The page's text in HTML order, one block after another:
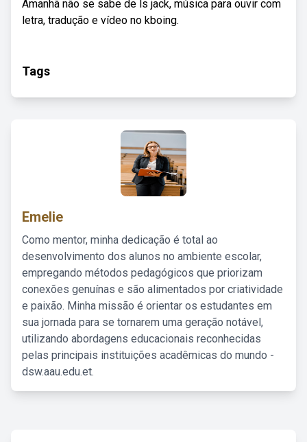
Amanhã não se sabe de ls jack, música para ouvir com
letra, tradução e vídeo no kboing.
Tags
Emelie
Como mentor, minha dedicação é total ao
desenvolvimento dos alunos no ambiente escolar,
empregando métodos pedagógicos que priorizam
conexões genuínas e são alimentados por criatividade
e paixão. Minha missão é orientar os estudantes em
sua jornada para se tornarem uma geração notável,
utilizando abordagens educacionais reconhecidas
pelas principais instituições acadêmicas do mundo -
dsw.aau.edu.et.